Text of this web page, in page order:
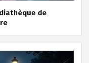
de